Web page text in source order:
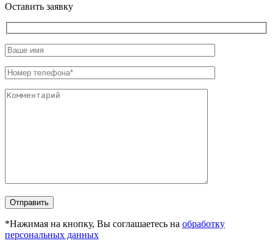
Оставить заявку
*Нажимая на кнопку, Вы соглашаетесь на обработку
персональных данных